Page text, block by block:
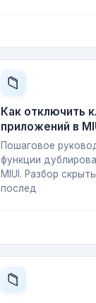
📁
Как отключить
приложений в
Пошаговое
функции
MIUI. Разбор
послед
📁